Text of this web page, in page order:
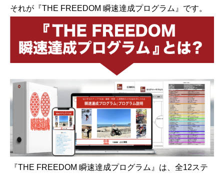
それが『THE FREEDOM 瞬速達成プログラム』です。
『THE FREEDOM 瞬速達成プログラム』は、全12ステ